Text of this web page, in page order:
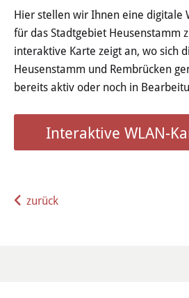
Hier stellen wir Ihnen eine digitale
für das Stadtgebiet Heusenstamm
interaktive Karte zeigt an, wo sich
Heusenstamm und Rembrücken
bereits aktiv oder noch in
Interaktive WLAN-
zurück
Abfall & Entsorgung
Wertstoffhof
Ortsgerichte & Schiedsamt
Satzungen & Stadtrecht